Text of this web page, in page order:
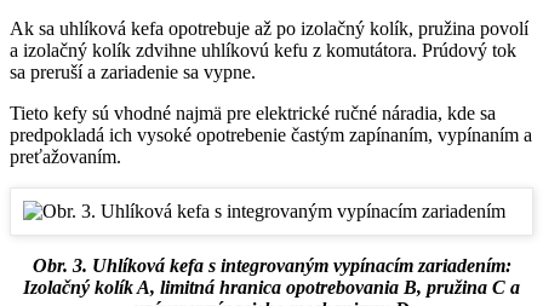
Ak sa uhlíková kefa opotrebuje až po izolačný kolík, pružina povolí
a izolačný kolík zdvihne uhlíkovú kefu z komutátora. Prúdový tok
sa preruší a zariadenie sa vypne.
Tieto kefy sú vhodné najmä pre elektrické ručné náradia, kde sa
predpokladá ich vysoké opotrebenie častým zapínaním, vypínaním a
preťažovaním.
Obr. 3. Uhlíková kefa s integrovaným vypínacím zariadením:
Izolačný kolík A, limitná hranica opotrebovania B, pružina C a